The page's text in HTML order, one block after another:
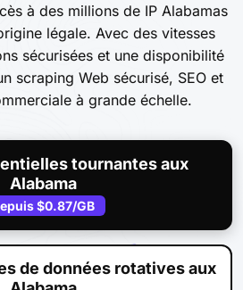
à des millions de IP Alabamas
légale. Avec des vitesses
sécurisées et une disponibilité
scraping Web sécurisé, SEO et
à grande échelle.
tournantes aux
Alabama
$0.87/GB
de données rotatives aux